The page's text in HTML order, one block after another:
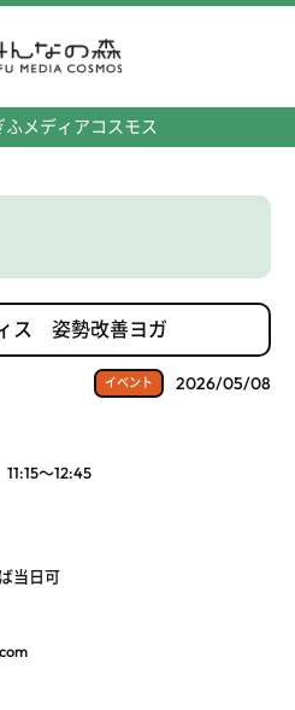
ふメディアコスモス
ス 姿勢改善ヨガ
イベント 2026/05/08
～12:45
当日可